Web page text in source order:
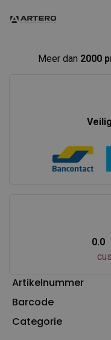
Meer dan 2000
0.0
Artikelnummer
Barcode
Categorie